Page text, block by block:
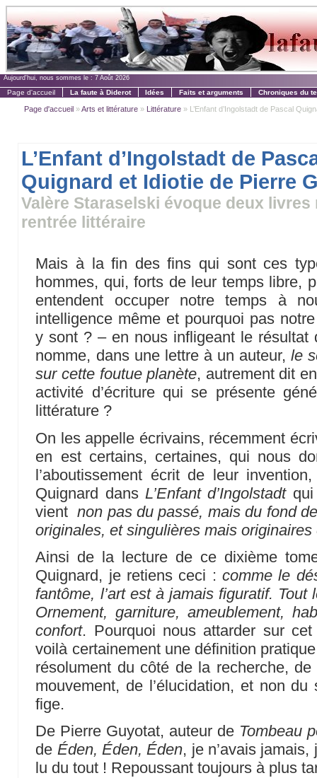
Aujourd'hui, nous sommes le : 7 Août 2026
Page d'accueil La faute à Diderot Idées Faits et arguments Chroniques du
Page d'accueil »Arts et littérature » Littérature » L’Enfant d’Ingolstadt de Pascal
L’Enfant d’Ingolstadt de
Quignard et Idiotie de Pierre
Valère Staraselski évoque deux
rentrée littéraire
Mais à la fin des fins qui sont ces
hommes, qui, forts de leur temps libre,
entendent occuper notre temps à
intelligence même et pourquoi pas
y sont ? – en nous infligeant le résultat
nomme, dans une lettre à un auteur,le
sur cette foutue planète, autrement dit
activité d’écriture qui se présente
littérature ?
On les appelle écrivains, récemment
en est certains, certaines, qui nous
l’aboutissement écrit de leur
Quignard dans L’Enfant d’Ingolstadtqui
vient non pas du passé, mais du fond
originales, et singulières mais
Ainsi de la lecture de ce dixième
Quignard, je retiens ceci : comme le
fantôme, l’art est à jamais figuratif. Tout
Ornement, garniture, ameublement,
confort. Pourquoi nous attarder sur
voilà certainement une définition
résolument du côté de la recherche,
mouvement, de l’élucidation, et non
fige.
De Pierre Guyotat, auteur de Tombeau
de Éden, Éden, Éden, je n’avais jamais,
lu du tout ! Repoussant toujours à plus